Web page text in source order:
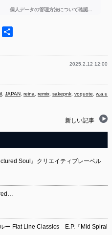
Mixi
2025.2.12 12:00
,JAPAN,reina,remix,sakepnk,voquote,w.a.u
新しい記事
Soul』クリエイティブレーベル
ー Flat Line Classics E.P.『Mid Spiral